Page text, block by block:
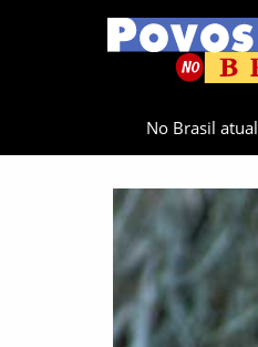
No Brasil atual